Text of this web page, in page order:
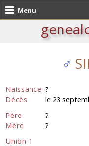
Menu
♂
Naissance ?
Décès
le 23
Père
?
Mère
?
Union 1